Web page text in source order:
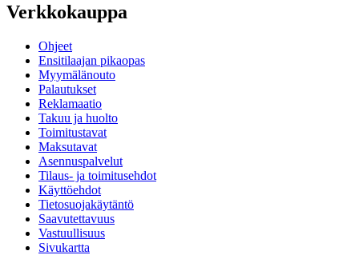
Verkkokauppa
Ohjeet
Ensitilaajan pikaopas
Myymälänouto
Palautukset
Reklamaatio
Takuu ja huolto
Toimitustavat
Maksutavat
Asennuspalvelut
Tilaus- ja toimitusehdot
Käyttöehdot
Tietosuojakäytäntö
Saavutettavuus
Vastuullisuus
Sivukartta